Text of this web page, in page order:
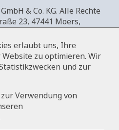
& Co. KG. Alle Rechte
23, 47441 Moers,
frischeprodukte.de
erlaubt uns, Ihre
zu optimieren. Wir
und zur
Verwendung von